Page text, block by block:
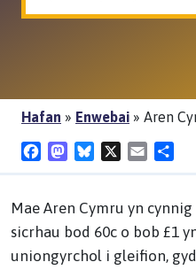
Hafan » Enwebai » Aren
FacebookMastodon
Bluesky Email
Mae Aren Cymru yn
sicrhau bod 60c o bob £1
uniongyrchol i gleifion,